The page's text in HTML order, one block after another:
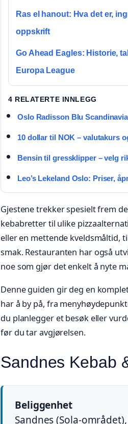
Ras el hanout: Hva det er,
oppskrift
Go Ahead Eagles: Historie,
Europa League
4 RELATERTE INNLEGG
Oslo Radisson Blu
10 dollar til NOK – valutakurs
Bensin til gressklipper – velg
Leo’s Lekeland Oslo: Priser,
Gjestene trekker spesielt frem
kebabretter til ulike
eller en mettende kveldsmåltid,
smak. Restauranten har også
noe som gjør det enkelt å nyte
Denne guiden gir deg en
har å by på, fra
du planlegger et besøk eller
før du tar avgjørelsen.
Sandnes Kebab
Beliggenhet
Sandnes (Sola-